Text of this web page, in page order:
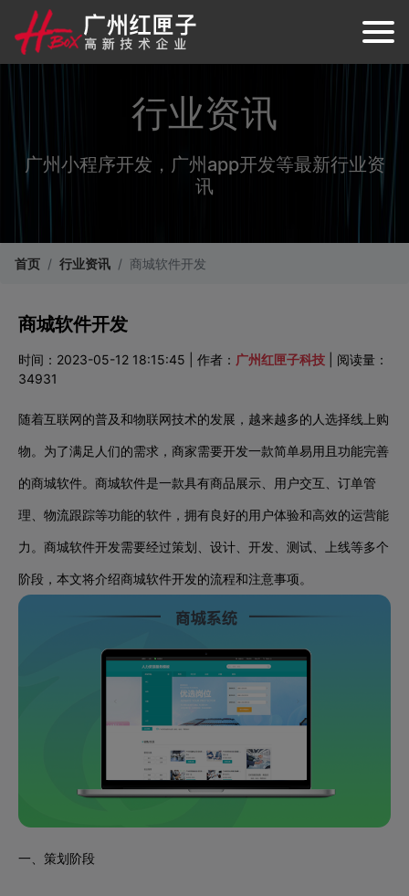
行业资讯
广州小程序开发，广州app开发等最新行业资
讯
首页 行业资讯 商城软件开发
商城软件开发
时间：2023-05-12 18:15:45 | 作者： 广州红匣子科技 | 阅读量：
34931
随着互联网的普及和物联网技术的发展，越来越多的人选择线上购
物。为了满足人们的需求，商家需要开发一款简单易用且功能完善
的商城软件。商城软件是一款具有商品展示、用户交互、订单管
理、物流跟踪等功能的软件，拥有良好的用户体验和高效的运营能
力。商城软件开发需要经过策划、设计、开发、测试、上线等多个
阶段，本文将介绍商城软件开发的流程和注意事项。
一、策划阶段